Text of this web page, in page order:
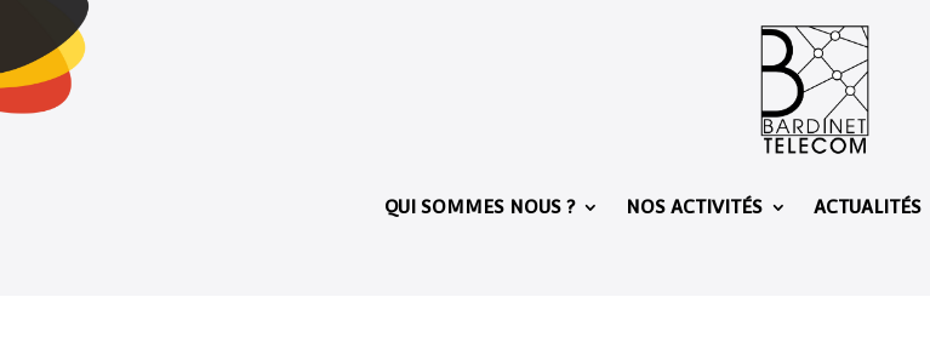
QUI SOMMES NOUS ? NOS ACTIVITÉS ACTUALITÉS